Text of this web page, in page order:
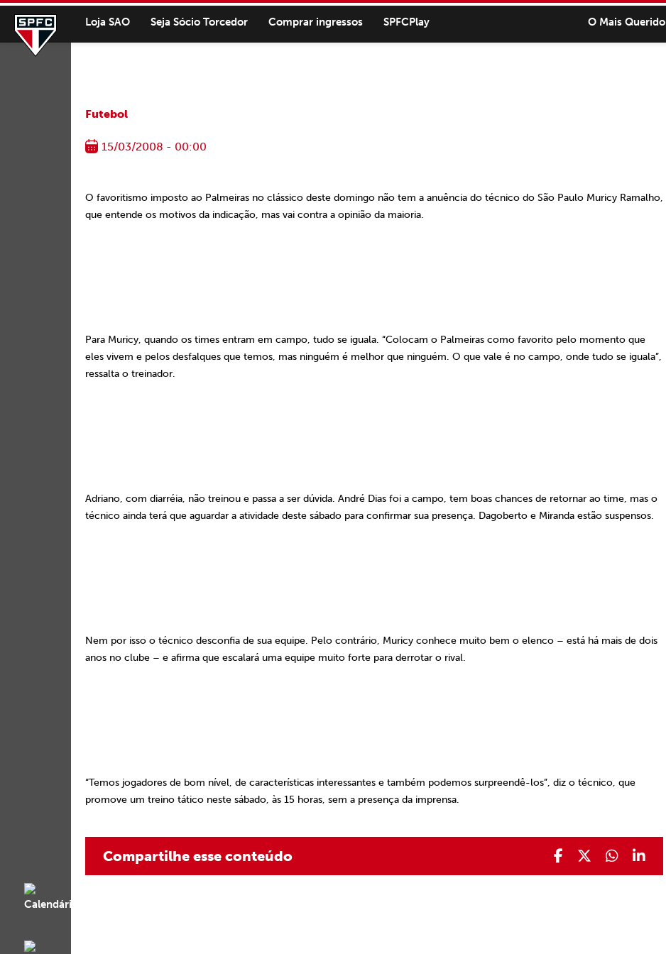
Loja SAO Seja Sócio Torcedor Comprar ingressos SPFCPlay O Mais Querido
Futebol
15/03/2008 - 00:00
O favoritismo imposto ao Palmeiras no clássico deste domingo não tem a anuência do técnico do São Paulo Muricy Ramalho,
que entende os motivos da indicação, mas vai contra a opinião da maioria.
Para Muricy, quando os times entram em campo, tudo se iguala. “Colocam o Palmeiras como favorito pelo momento que
eles vivem e pelos desfalques que temos, mas ninguém é melhor que ninguém. O que vale é no campo, onde tudo se iguala”,
ressalta o treinador.
Adriano, com diarréia, não treinou e passa a ser dúvida. André Dias foi a campo, tem boas chances de retornar ao time, mas o
técnico ainda terá que aguardar a atividade deste sábado para confirmar sua presença. Dagoberto e Miranda estão suspensos.
Nem por isso o técnico desconfia de sua equipe. Pelo contrário, Muricy conhece muito bem o elenco – está há mais de dois
anos no clube – e afirma que escalará uma equipe muito forte para derrotar o rival.
“Temos jogadores de bom nível, de características interessantes e também podemos surpreendê-los”, diz o técnico, que
promove um treino tático neste sábado, às 15 horas, sem a presença da imprensa.
Compartilhe esse conteúdo